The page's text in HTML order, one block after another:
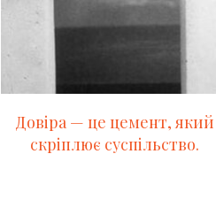
Довіра — це цемент, який
скріплює суспільство.